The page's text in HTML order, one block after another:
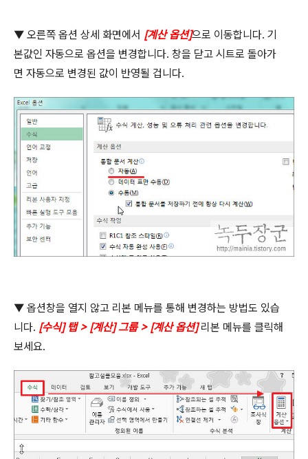
▼ 오른쪽 옵션 상세 화면에서 [계산 옵션]으로 이동합니다. 기
본값인 자동으로 옵션을 변경합니다. 창을 닫고 시트로 돌아가
면 자동으로 변경된 값이 반영될 겁니다.
▼ 옵션창을 열지 않고 리본 메뉴를 통해 변경하는 방법도 있습
니다. [수식]탭> [계산]그룹> [계산 옵션] 리본 메뉴를 클릭해
보세요.